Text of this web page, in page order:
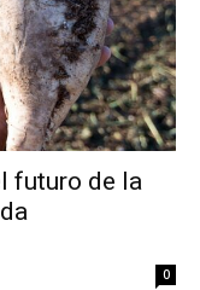
futuro de la
0